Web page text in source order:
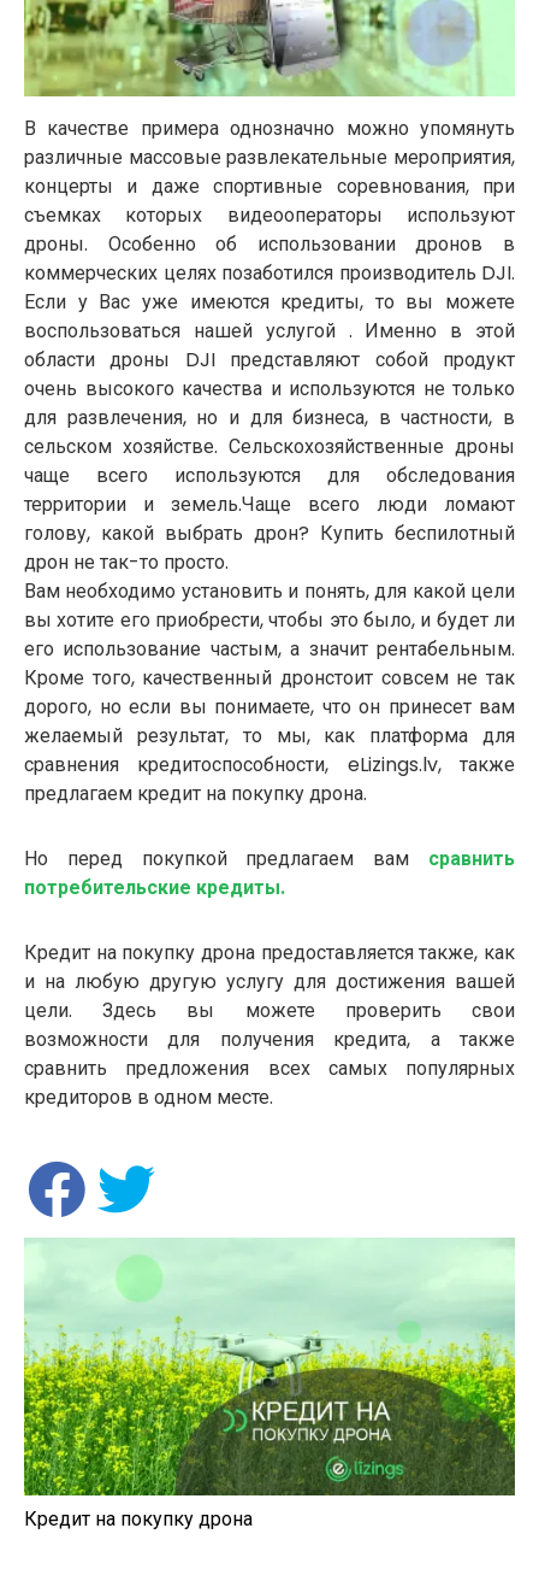
В качестве примера однозначно можно упомянуть
различные массовые развлекательные мероприятия,
концерты и даже спортивные соревнования, при
съемках которых видеооператоры используют
дроны. Особенно об использовании дронов в
коммерческих целях позаботился производитель DJI.
Если у Вас уже имеются кредиты, то вы можете
воспользоваться нашей услугой . Именно в этой
области дроны DJI представляют собой продукт
очень высокого качества и используются не только
для развлечения, но и для бизнеса, в частности, в
сельском хозяйстве. Сельскохозяйственные дроны
чаще всего используются для обследования
территории и земель.Чаще всего люди ломают
голову, какой выбрать дрон? Купить беспилотный
дрон не так-то просто.
Вам необходимо установить и понять, для какой цели
вы хотите его приобрести, чтобы это было, и будет ли
его использование частым, а значит рентабельным.
Кроме того, качественный дронстоит совсем не так
дорого, но если вы понимаете, что он принесет вам
желаемый результат, то мы, как платформа для
сравнения кредитоспособности, eLizings.lv, также
предлагаем кредит на покупку дрона.
Но перед покупкой предлагаем вам сравнить
потребительские кредиты.
Кредит на покупку дрона предоставляется также, как
и на любую другую услугу для достижения вашей
цели. Здесь вы можете проверить свои
возможности для получения кредита, а также
сравнить предложения всех самых популярных
кредиторов в одном месте.
Кредит на покупку дрона